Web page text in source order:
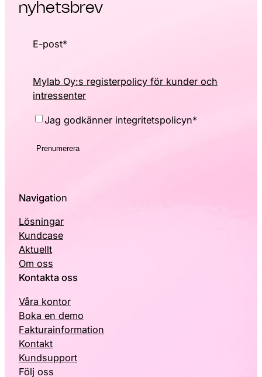
nyhetsbrev
E-post*
Mylab Oy:s registerpolicy för kunder och
intressenter
Consent*
Jag godkänner integritetspolicyn*
Navigation
Lösningar
Kundcase
Aktuellt
Om oss
Kontakta oss
Våra kontor
Boka en demo
Fakturainformation
Kontakt
Kundsupport
Följ oss